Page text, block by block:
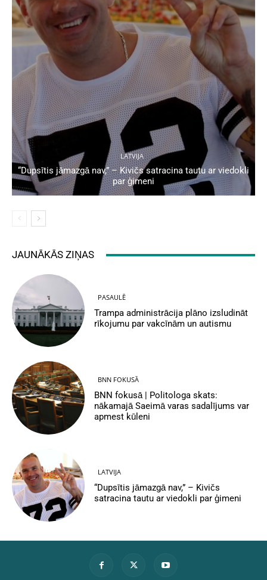
LATVIJA
“Dupsītis jāmazgā nav,” – Kivičs satracina tautu ar viedokli
par ģimeni
JAUNĀKĀS ZIŅAS
PASAULĒ
Trampa administrācija plāno izsludināt
rīkojumu par vakcīnām un autismu
BNN FOKUSĀ
BNN fokusā | Politologa skats:
nākamajā Saeimā varas sadalījums var
apmest kūleni
LATVIJA
“Dupsītis jāmazgā nav,” – Kivičs
satracina tautu ar viedokli par ģimeni